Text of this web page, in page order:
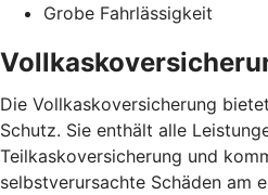
Grobe Fahrlässigkeit
Die Vollkaskoversicherung
Schutz. Sie enthält alle
Teilkaskoversicherung und
selbstverursachte Schäden am